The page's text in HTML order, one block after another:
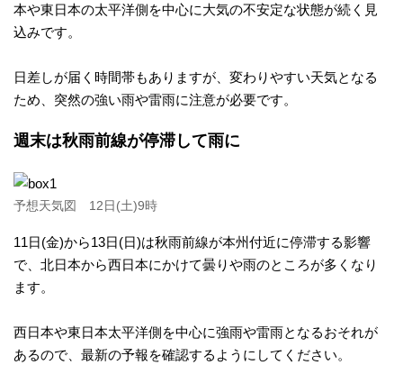
本や東日本の太平洋側を中心に大気の不安定な状態が続く見
込みです。
日差しが届く時間帯もありますが、変わりやすい天気となる
ため、突然の強い雨や雷雨に注意が必要です。
週末は秋雨前線が停滞して雨に
予想天気図 12日(土)9時
11日(金)から13日(日)は秋雨前線が本州付近に停滞する影響
で、北日本から西日本にかけて曇りや雨のところが多くなり
ます。
西日本や東日本太平洋側を中心に強雨や雷雨となるおそれが
あるので、最新の予報を確認するようにしてください。